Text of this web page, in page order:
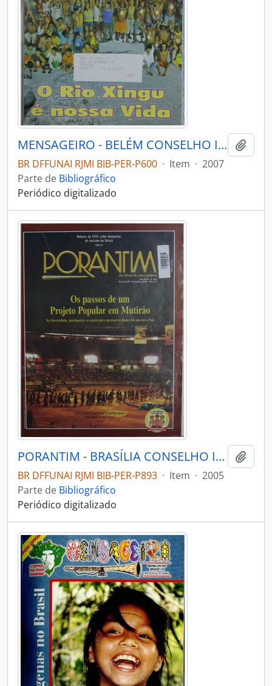
MENSAGEIRO - BELÉM CONSELHO INDIGENISTA MISSIONÁRIO - 2007 - Nº164
BR DFFUNAI RJMI BIB-PER-P600 · Item · 2007
Parte de Bibliográfico
Periódico digitalizado
PORANTIM - BRASÍLIA CONSELHO INDIGENISTA MISSIONÁRIO - 2005 - Nº280
BR DFFUNAI RJMI BIB-PER-P893 · Item · 2005
Parte de Bibliográfico
Periódico digitalizado